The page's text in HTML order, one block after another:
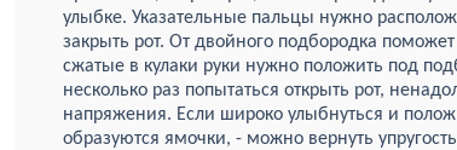
улыбке. Указательные пальцы нужно
закрыть рот. От двойного подбородка
сжатые в кулаки руки нужно положить под
несколько раз попытаться открыть рот,
напряжения. Если широко улыбнуться и
образуются ямочки, - можно вернуть